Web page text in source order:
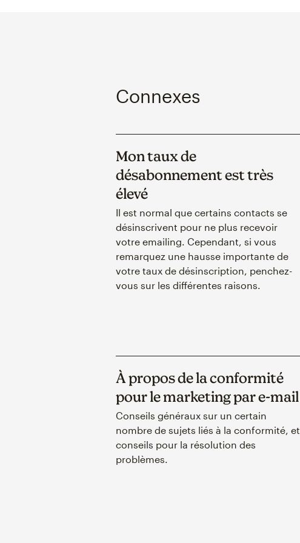
Connexes
Mon taux de
désabonnement est très
élevé
Il est normal que certains contacts se
désinscrivent pour ne plus recevoir
votre emailing. Cependant, si vous
remarquez une hausse importante de
votre taux de désinscription, penchez-
vous sur les différentes raisons.
À propos de la conformité
pour le marketing par e-mail
Conseils généraux sur un certain
nombre de sujets liés à la conformité, et
conseils pour la résolution des
problèmes.